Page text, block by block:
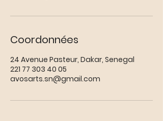
Coordonnées
24 Avenue Pasteur, Dakar, Senegal
221 77 303 40 05
avosarts.sn@gmail.com